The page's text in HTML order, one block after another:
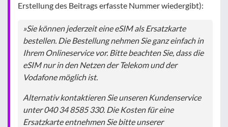
Erstellung des Beitrags erfasste Nummer wiedergibt):
»Sie können jederzeit eine eSIM als Ersatzkarte
bestellen. Die Bestellung nehmen Sie ganz einfach in
Ihrem Onlineservice vor. Bitte beachten Sie, dass die
eSIM nur in den Netzen der Telekom und der
Vodafone möglich ist.
Alternativ kontaktieren Sie unseren Kundenservice
unter 040 34 8585 330. Die Kosten für eine
Ersatzkarte entnehmen Sie bitte unserer